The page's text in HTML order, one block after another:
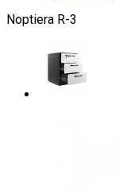
Noptiera R-3